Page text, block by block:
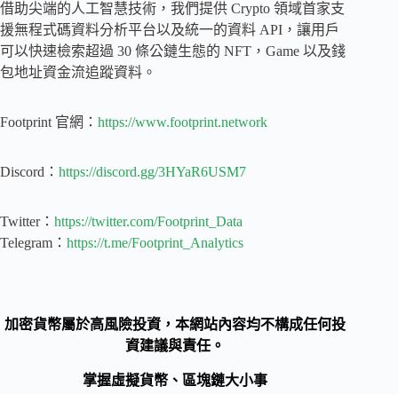
借助尖端的人工智慧技術，我們提供 Crypto 領域首家支
援無程式碼資料分析平台以及統一的資料 API，讓用戶
可以快速檢索超過 30 條公鏈生態的 NFT，Game 以及錢
包地址資金流追蹤資料。
Footprint 官網： https://www.footprint.network
Discord： https://discord.gg/3HYaR6USM7
Twitter： https://twitter.com/Footprint_Data
Telegram： https://t.me/Footprint_Analytics
加密貨幣屬於高風險投資，本網站內容均不構成任何投
資建議與責任。
掌握虛擬貨幣、區塊鏈大小事